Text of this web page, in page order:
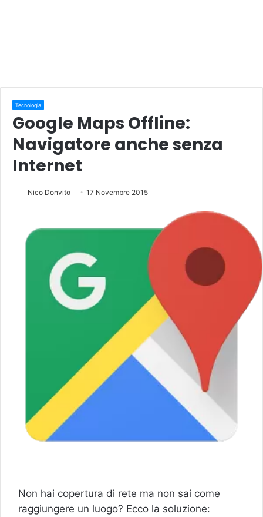
Tecnologia
Google Maps Offline:
Navigatore anche senza
Internet
Nico Donvito 17 Novembre 2015
Non hai copertura di rete ma non sai come
raggiungere un luogo? Ecco la soluzione: